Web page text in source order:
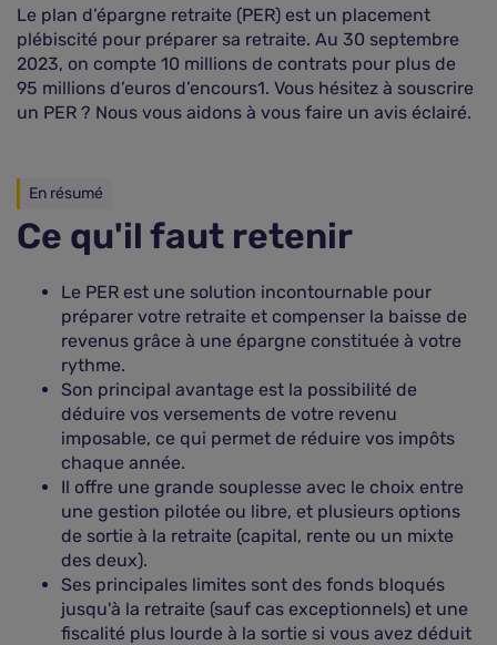
Le plan d’épargne retraite (PER) est un placement
plébiscité pour préparer sa retraite. Au 30 septembre
2023, on compte 10 millions de contrats pour plus de
95 millions d’euros d’encours1. Vous hésitez à souscrire
un PER ? Nous vous aidons à vous faire un avis éclairé.
En résumé
Ce qu'il faut retenir
Le PER est une solution incontournable pour
préparer votre retraite et compenser la baisse de
revenus grâce à une épargne constituée à votre
rythme.
Son principal avantage est la possibilité de
déduire vos versements de votre revenu
imposable, ce qui permet de réduire vos impôts
chaque année.
Il offre une grande souplesse avec le choix entre
une gestion pilotée ou libre, et plusieurs options
de sortie à la retraite (capital, rente ou un mixte
des deux).
Ses principales limites sont des fonds bloqués
jusqu'à la retraite (sauf cas exceptionnels) et une
fiscalité plus lourde à la sortie si vous avez déduit